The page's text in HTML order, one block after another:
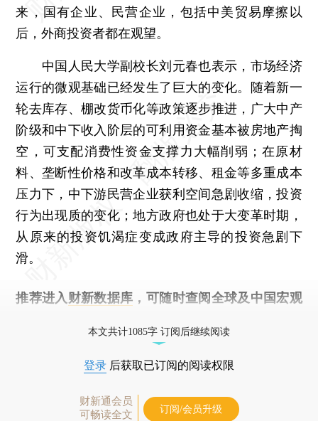
来，国有企业、民营企业，包括中美贸易摩擦以
后，外商投资者都在观望。
中国人民大学副校长刘元春也表示，市场经济
运行的微观基础已经发生了巨大的变化。随着新一
轮去库存、棚改货币化等政策逐步推进，广大中产
阶级和中下收入阶层的可利用资金基本被房地产掏
空，可支配消费性资金支撑力大幅削弱；在原材
料、垄断性价格和改革成本转移、租金等多重成本
压力下，中下游民营企业获利空间急剧收缩，投资
行为出现质的变化；地方政府也处于大变革时期，
从原来的投资饥渴症变成政府主导的投资急剧下
滑。
推荐进入 财新数据库 ，可随时查阅全球及中国宏观
本文共计1085字 订阅后继续阅读
登录 后获取已订阅的阅读权限
财新通会员
可畅读全文
订阅/会员升级